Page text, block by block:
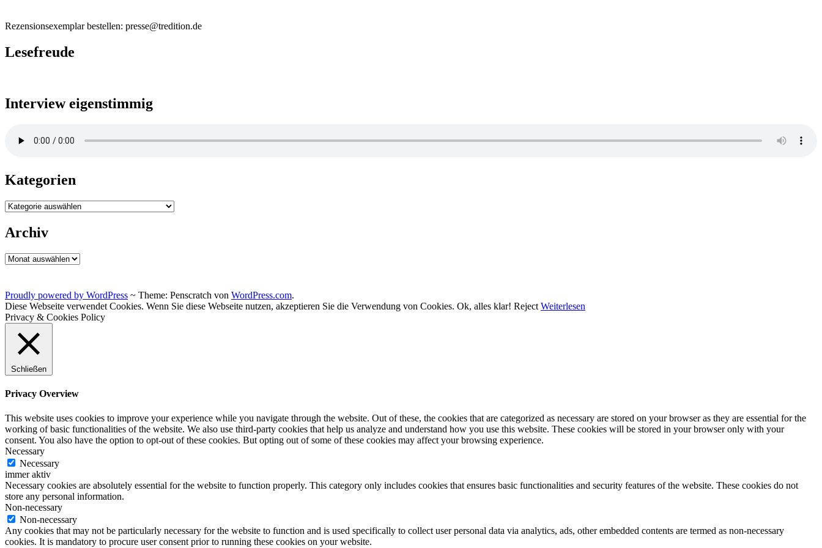
Rezensionsexemplar bestellen: presse@tredition.de
Lesefreude
Interview eigenstimmig
Kategorien
Kategorien
Archiv
Archiv
Proudly powered by WordPress ~ Theme: Penscratch von WordPress.com.
Diese Webseite verwendet Cookies. Wenn Sie diese Webseite nutzen, akzeptieren Sie die Verwendung von Cookies. Ok, alles klar! Reject Weiterlesen
Privacy & Cookies Policy
Schließen
Privacy Overview
This website uses cookies to improve your experience while you navigate through the website. Out of these, the cookies that are categorized as necessary are stored on your browser as they are essential for the
working of basic functionalities of the website. We also use third-party cookies that help us analyze and understand how you use this website. These cookies will be stored in your browser only with your
consent. You also have the option to opt-out of these cookies. But opting out of some of these cookies may affect your browsing experience.
Necessary
Necessary
immer aktiv
Necessary cookies are absolutely essential for the website to function properly. This category only includes cookies that ensures basic functionalities and security features of the website. These cookies do not
store any personal information.
Non-necessary
Non-necessary
Any cookies that may not be particularly necessary for the website to function and is used specifically to collect user personal data via analytics, ads, other embedded contents are termed as non-necessary
cookies. It is mandatory to procure user consent prior to running these cookies on your website.